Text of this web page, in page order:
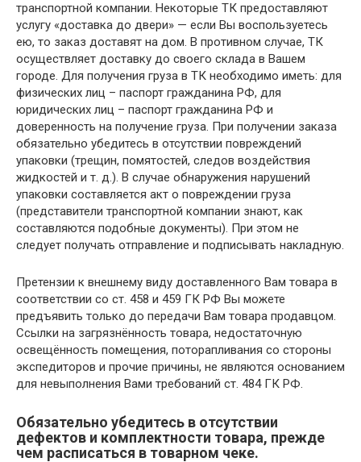
транспортной компании. Некоторые ТК предоставляют
услугу «доставка до двери» — если Вы воспользуетесь
ею, то заказ доставят на дом. В противном случае, ТК
осуществляет доставку до своего склада в Вашем
городе. Для получения груза в ТК необходимо иметь: для
физических лиц – паспорт гражданина РФ, для
юридических лиц – паспорт гражданина РФ и
доверенность на получение груза. При получении заказа
обязательно убедитесь в отсутствии повреждений
упаковки (трещин, помятостей, следов воздействия
жидкостей и т. д.). В случае обнаружения нарушений
упаковки составляется акт о повреждении груза
(представители транспортной компании знают, как
составляются подобные документы). При этом не
следует получать отправление и подписывать накладную.
Претензии к внешнему виду доставленного Вам товара в
соответствии со ст. 458 и 459 ГК РФ Вы можете
предъявить только до передачи Вам товара продавцом.
Ссылки на загрязнённость товара, недостаточную
освещённость помещения, поторапливания со стороны
экспедиторов и прочие причины, не являются основанием
для невыполнения Вами требований ст. 484 ГК РФ.
Обязательно убедитесь в отсутствии
дефектов и комплектности товара, прежде
чем расписаться в товарном чеке.